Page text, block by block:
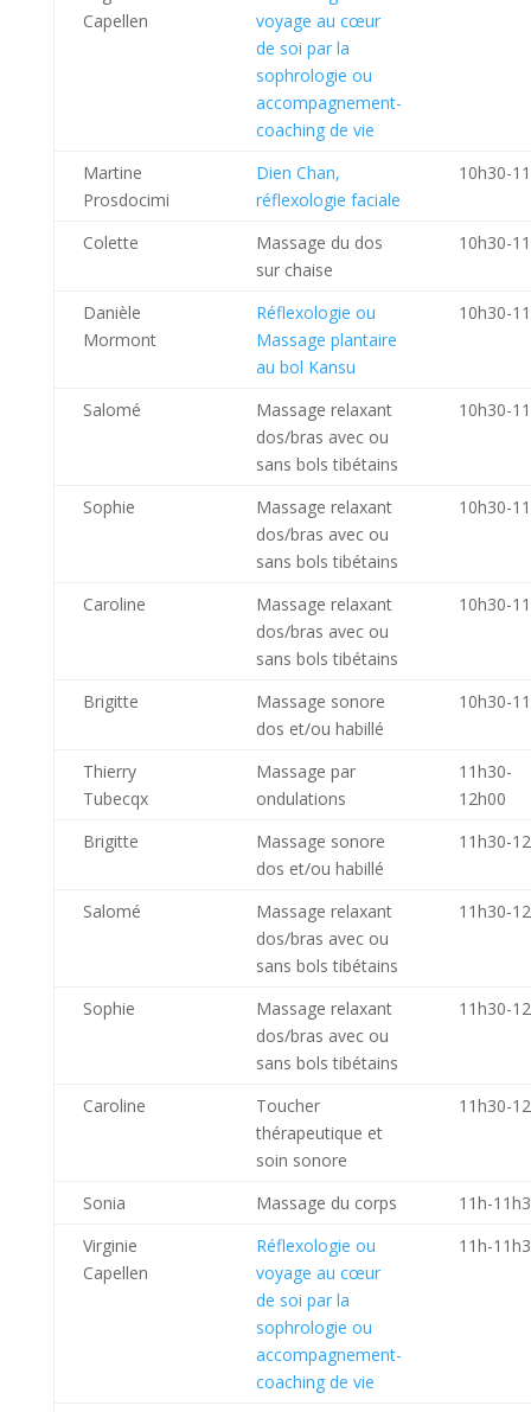
Capellen
voyage au cœur
de soi par la
sophrologie ou
accompagnement-
coaching de vie
Martine
Prosdocimi
Dien Chan,
réflexologie faciale
10h30-
Colette
Massage du dos
sur chaise
10h30-
Danièle
Mormont
Réflexologie ou
Massage plantaire
au bol Kansu
10h30-
Salomé
Massage relaxant
dos/bras avec ou
sans bols tibétains
10h30-
Sophie
Massage relaxant
dos/bras avec ou
sans bols tibétains
10h30-
Caroline
Massage relaxant
dos/bras avec ou
sans bols tibétains
10h30-
Brigitte
Massage sonore
dos et/ou habillé
10h30-
Thierry
Tubecqx
Massage par
ondulations
11h30-
12h00
Brigitte
Massage sonore
dos et/ou habillé
11h30-
Salomé
Massage relaxant
dos/bras avec ou
sans bols tibétains
11h30-
Sophie
Massage relaxant
dos/bras avec ou
sans bols tibétains
11h30-
Caroline
Toucher
thérapeutique et
soin sonore
11h30-
Sonia Massage du corps
11h-
Virginie
Capellen
Réflexologie ou
voyage au cœur
de soi par la
sophrologie ou
accompagnement-
coaching de vie
11h-